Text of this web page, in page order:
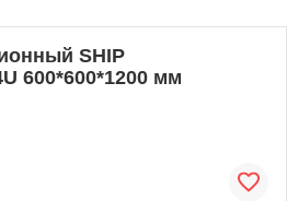
SHIP
600*600*1200 мм